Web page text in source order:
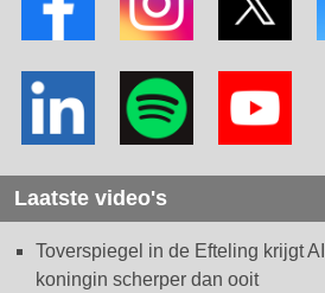
Laatste video's
Toverspiegel in de Efteling krijgt
koningin scherper dan ooit